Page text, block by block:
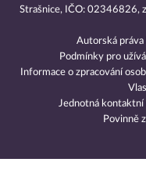
Strašnice, IČO: 02346826,
Autorská
Podmínky pro
Informace o zpracování
Jednotná
Povinně